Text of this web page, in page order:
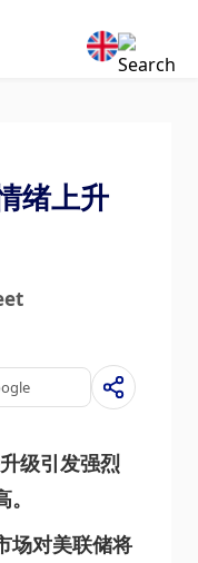
绪上升
级引发强烈
场对美联储将